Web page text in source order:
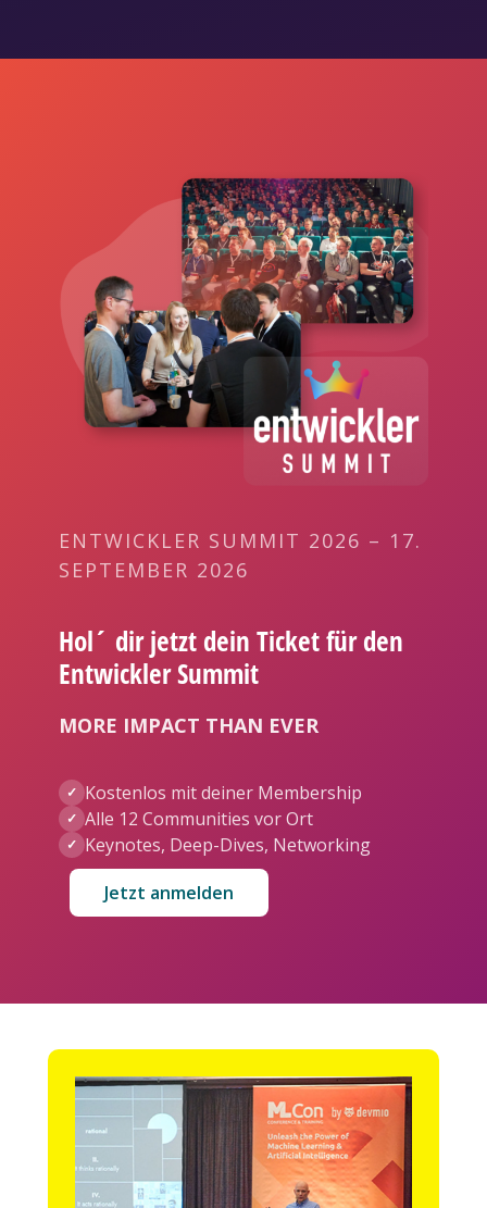
ENTWICKLER SUMMIT 2026 – 17.
SEPTEMBER 2026
Hol´ dir jetzt dein Ticket für den
Entwickler Summit
MORE IMPACT THAN EVER
✓ Kostenlos mit deiner Membership
✓ Alle 12 Communities vor Ort
✓ Keynotes, Deep-Dives, Networking
Jetzt anmelden